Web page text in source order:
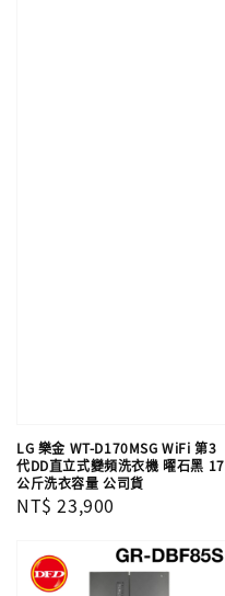
LG 樂金 WT-D170MSG WiFi 第3
代DD直立式變頻洗衣機 曜石黑 17
公斤洗衣容量 公司貨
Regular
NT$ 23,900